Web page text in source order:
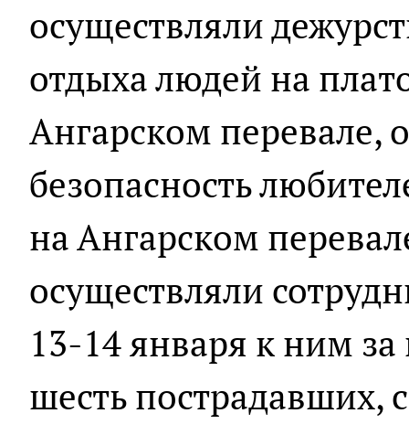
осуществляли
отдыха людей на
Ангарском перевале,
безопасность
на Ангарском
осуществляли
13-14 января к ним
шесть пострадавших,